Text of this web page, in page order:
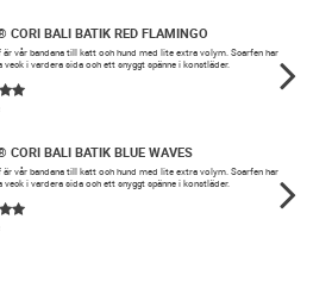
CORI BALI BATIK RED FLAMINGO
är vår bandana till katt och hund med lite extra volym. Scarfen har
veck i vardera sida och ett snyggt spänne i konstläder.
CORI BALI BATIK BLUE WAVES
är vår bandana till katt och hund med lite extra volym. Scarfen har
veck i vardera sida och ett snyggt spänne i konstläder.